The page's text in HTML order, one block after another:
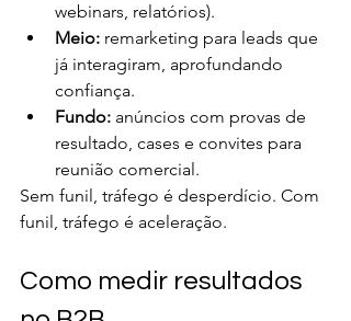
webinars, relatórios).
Meio: remarketing para leads que
já interagiram, aprofundando
confiança.
Fundo: anúncios com provas de
resultado, cases e convites para
reunião comercial.
Sem funil, tráfego é desperdício. Com
funil, tráfego é aceleração.
Como medir resultados